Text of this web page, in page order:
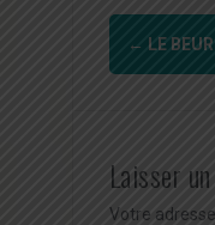
← LE
Laisser
Votre